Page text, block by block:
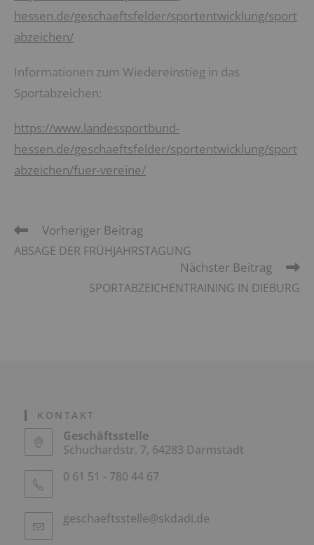
hessen.de/geschaeftsfelder/sportentwicklung/sport
abzeichen/
Informationen zum Wiedereinstieg in das
Sportabzeichen:
https://www.landessportbund-
hessen.de/geschaeftsfelder/sportentwicklung/sport
abzeichen/fuer-vereine/
Weitere
ansehen
Vorheriger Beitrag
ABSAGE DER FRÜHJAHRSTAGUNG
Nächster Beitrag
SPORTABZEICHEN­TRAINING IN DIEBURG
KONTAKT
Geschäftsstelle
Schuchardstr. 7, 64283 Darmstadt
0 61 51 - 780 44 67
geschaeftsstelle@skdadi.de